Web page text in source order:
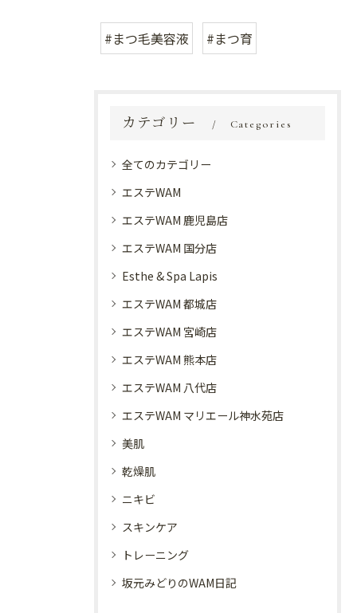
#まつ毛美容液 #まつ育
カテゴリー Categories
全てのカテゴリー
エステWAM
エステWAM 鹿児島店
エステWAM 国分店
Esthe & Spa Lapis
エステWAM 都城店
エステWAM 宮崎店
エステWAM 熊本店
エステWAM 八代店
エステWAM マリエール神水苑店
美肌
乾燥肌
ニキビ
スキンケア
トレーニング
坂元みどりのWAM日記